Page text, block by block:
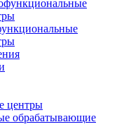
центры
обрабатывающие